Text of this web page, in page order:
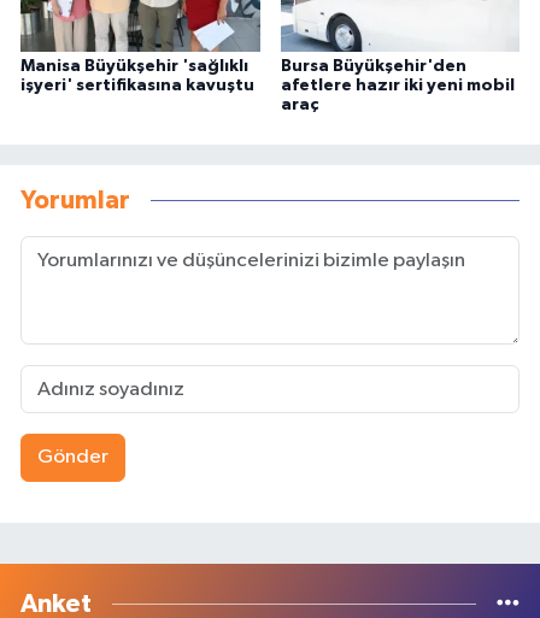
Manisa Büyükşehir 'sağlıklı
işyeri' sertifikasına kavuştu
Bursa Büyükşehir'den
afetlere hazır iki yeni mobil
araç
Yorumlar
Gönder
Anket